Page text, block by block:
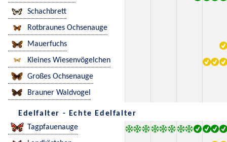
Schachbrett
Rotbraunes Ochsenauge
Mauerfuchs
Kleines Wiesenvögelchen
Großes Ochsenauge
Brauner Waldvogel
Edelfalter - Echte Edelfalter
Tagpfauenauge